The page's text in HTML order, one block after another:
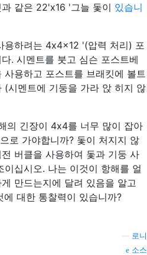
과 같은 22'x16 '그늘 돛이 있습니
용하려는 4x4x12 '(압력 처리) 포
. 시멘트를 붓고 심슨 포스트베
사용하고 포스트를 브래킷에 볼트
(시멘트에 기둥을 가라 앉 히지 않
의 긴장이 4x4를 ​​너무 많이 잡아
로 가야합니까? 돛이 처지지 않
전 버클을 사용하여 돛과 기둥 사
이십시오. 나는 이것이 항해를 얼
만드는지에 달려 있음을 알고
에 대한 통찰력이 있습니까?
로니
소스